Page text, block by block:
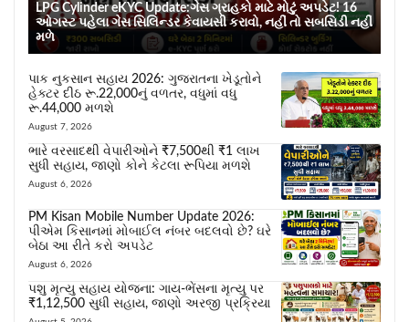
LPG Cylinder eKYC Update:ગેસ ગ્રાહકો માટે મોટું અપડેટ! 16
ઓગસ્ટ પહેલા ગેસ સિલિન્ડર કેવાયસી કરાવો, નહીં તો સબસિડી નહીં
મળે
પાક નુકસાન સહાય 2026: ગુજરાતના ખેડૂતોને
હેક્ટર દીઠ રૂ.22,000નું વળતર, વધુમાં વધુ
રૂ.44,000 મળશે
August 7, 2026
ભારે વરસાદથી વેપારીઓને ₹7,500થી ₹1 લાખ
સુધી સહાય, જાણો કોને કેટલા રૂપિયા મળશે
August 6, 2026
PM Kisan Mobile Number Update 2026:
પીએમ કિસાનમાં મોબાઈલ નંબર બદલવો છે? ઘરે
બેઠા આ રીતે કરો અપડેટ
August 6, 2026
પશુ મૃત્યુ સહાય યોજના: ગાય-ભેંસના મૃત્યુ પર
₹1,12,500 સુધી સહાય, જાણો અરજી પ્રક્રિયા